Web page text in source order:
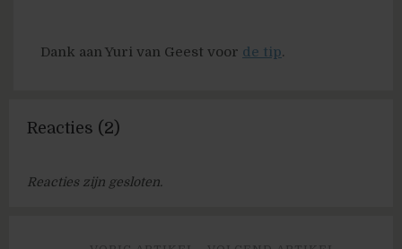
Dank aan Yuri van Geest voor de tip.
Reacties (2)
Reacties zijn gesloten.